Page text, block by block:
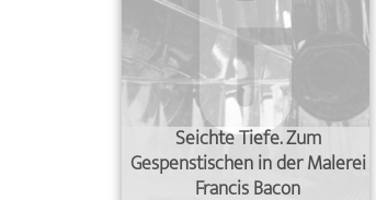
Seichte Tiefe. Zum
Gespenstischen in der Malerei
Francis Bacon